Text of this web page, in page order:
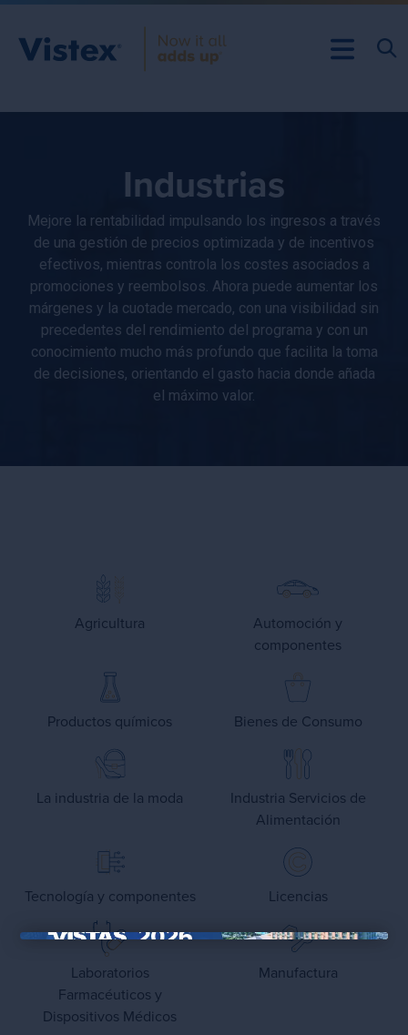
Industrias
Mejore la rentabilidad impulsando los ingresos a través
de una gestión de precios optimizada y de incentivos
efectivos, mientras controla los costes asociados a
promociones y reembolsos. Ahora puede aumentar los
márgenes y la cuotade mercado, con una visibilidad sin
precedentes del rendimiento del programa y con un
conocimiento mucho más profundo que facilita la toma
de decisiones, orientando el gasto hacia donde añada
el máximo valor.
Agricultura
Automoción y
componentes
Productos químicos Bienes de Consumo
La industria de la moda
Industria Servicios de
Alimentación
Tecnología y componentes Licencias
Laboratorios
Farmacéuticos y
Dispositivos Médicos
Manufactura